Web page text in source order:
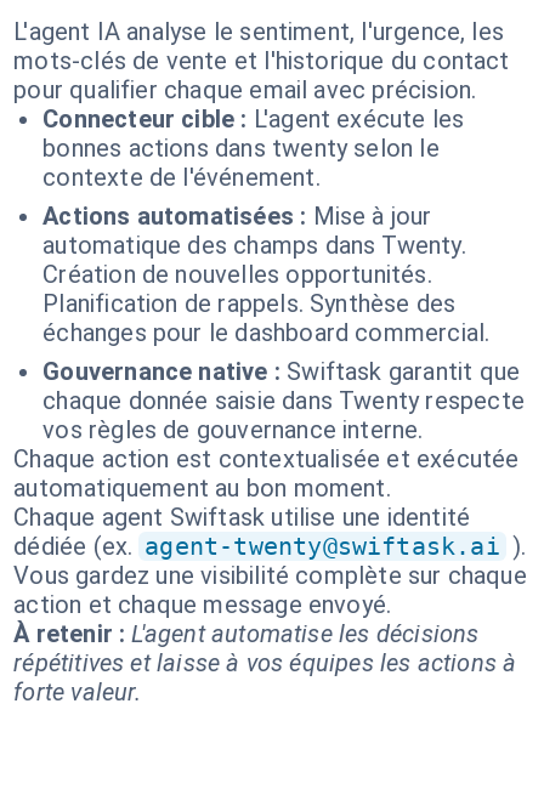
L'agent IA analyse le sentiment, l'urgence, les
mots-clés de vente et l'historique du contact
pour qualifier chaque email avec précision.
Connecteur cible : L'agent exécute les
bonnes actions dans twenty selon le
contexte de l'événement.
Actions automatisées : Mise à jour
automatique des champs dans Twenty.
Création de nouvelles opportunités.
Planification de rappels. Synthèse des
échanges pour le dashboard commercial.
Gouvernance native : Swiftask garantit que
chaque donnée saisie dans Twenty respecte
vos règles de gouvernance interne.
Chaque action est contextualisée et exécutée
automatiquement au bon moment.
Chaque agent Swiftask utilise une identité
dédiée (ex. agent-twenty@swiftask.ai ).
Vous gardez une visibilité complète sur chaque
action et chaque message envoyé.
À retenir : L'agent automatise les décisions
répétitives et laisse à vos équipes les actions à
forte valeur.